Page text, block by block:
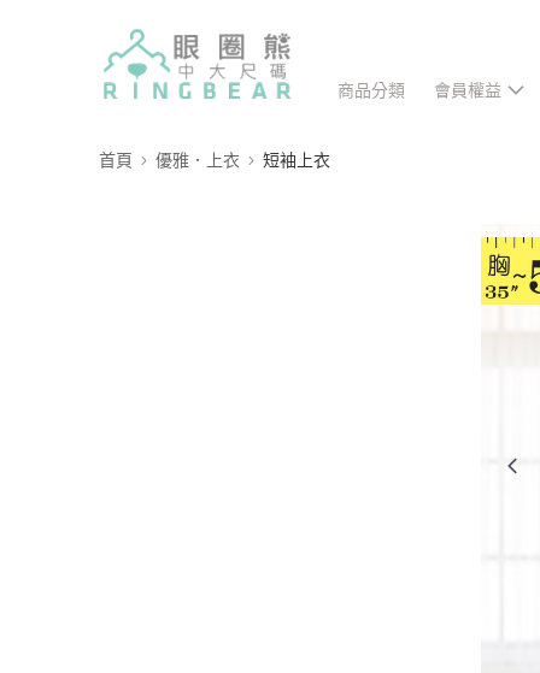
商品分類 會員權益
首頁 優雅．上衣 短袖上衣